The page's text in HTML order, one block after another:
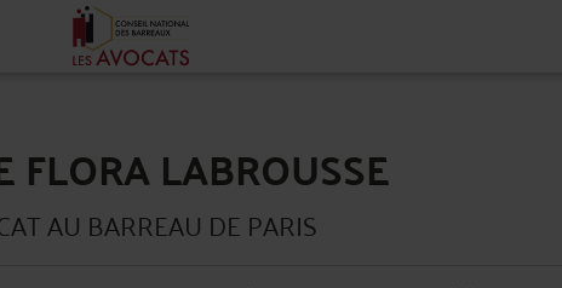
FLORA LABROUSSE
AU BARREAU DE PARIS